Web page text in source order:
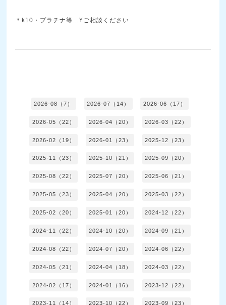
＊k10・プラチナ等…¥ご相談ください
2026-08（7） 2026-07（14） 2026-06（17）
2026-05（22） 2026-04（20） 2026-03（22）
2026-02（19） 2026-01（23） 2025-12（23）
2025-11（23） 2025-10（21） 2025-09（20）
2025-08（22） 2025-07（20） 2025-06（21）
2025-05（23） 2025-04（20） 2025-03（22）
2025-02（20） 2025-01（20） 2024-12（22）
2024-11（22） 2024-10（20） 2024-09（21）
2024-08（22） 2024-07（20） 2024-06（22）
2024-05（21） 2024-04（18） 2024-03（22）
2024-02（17） 2024-01（16） 2023-12（22）
2023-11（14） 2023-10（22） 2023-09（23）